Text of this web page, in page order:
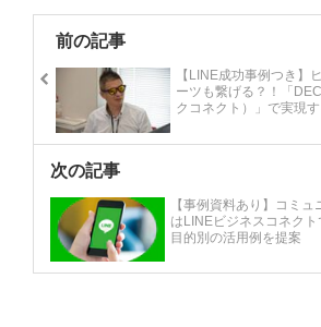
前の記事
【LINE成功事例つき】
ーツも繋げる？！「
クコネクト）」で実現
次の記事
【事例資料あり】コミ
はLINEビジネスコネク
目的別の活用例を提案